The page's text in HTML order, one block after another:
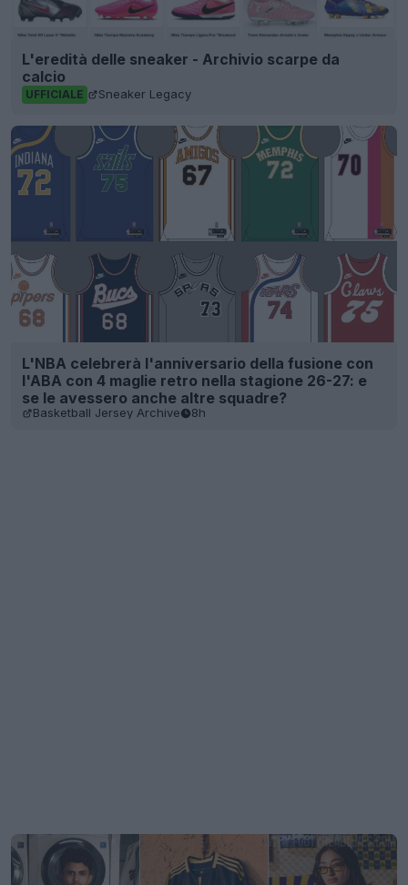
L'eredità delle sneaker - Archivio scarpe da
calcio
UFFICIALE Sneaker Legacy
L'NBA celebrerà l'anniversario della fusione con
l'ABA con 4 maglie retro nella stagione 26-27: e
se le avessero anche altre squadre?
Basketball Jersey Archive 8h